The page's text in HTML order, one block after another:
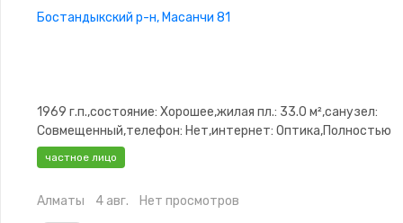
Бостандыкский р-н, Масанчи 81
1969 г.п.,состояние: Хорошее,жилая пл.: 33.0 м²,санузел:
Совмещенный,телефон: Нет,интернет: Оптика,Полностью
меблирована,Полностью меблирована,потолки:
охраняемая стоянка,Домофон,Неугловая,Комнаты
частное лицо
Алматы 4 авг. Нет просмотров